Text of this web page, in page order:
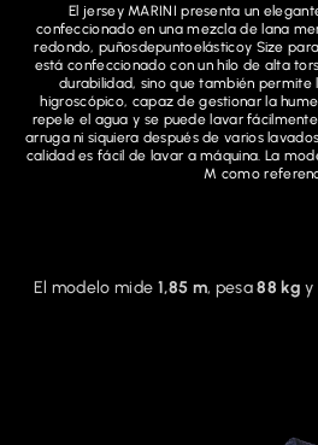
El jersey MARINI presenta un
confeccionado en una mezcla de lana
redondo, puñosdepuntoelásticoy Size
está confeccionado con un hilo de alta
durabilidad, sino que también permite
higroscópico, capaz de gestionar la
repele el agua y se puede lavar
arruga ni siquiera después de varios
calidad es fácil de lavar a máquina. La
M como
El modelo mide 1,85 m, pesa88 kg y